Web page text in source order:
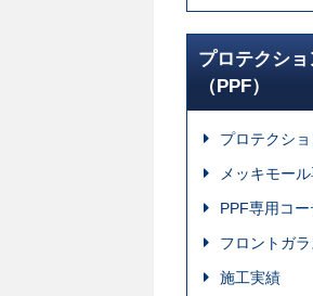
プロテクシ
（PPF）
プロテクシ
メッキモー
PPF専用コ
フロントガ
施工実績